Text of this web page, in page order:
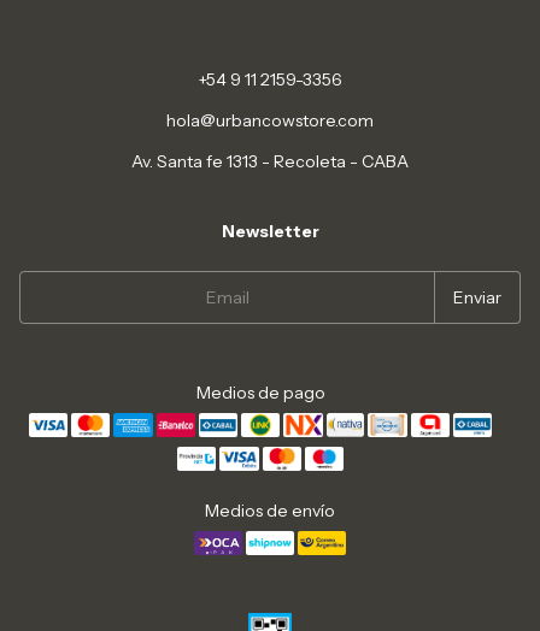
+54 9 11 2159-3356
hola@urbancowstore.com
Av. Santa fe 1313 - Recoleta - CABA
Newsletter
Medios de pago
Medios de envío